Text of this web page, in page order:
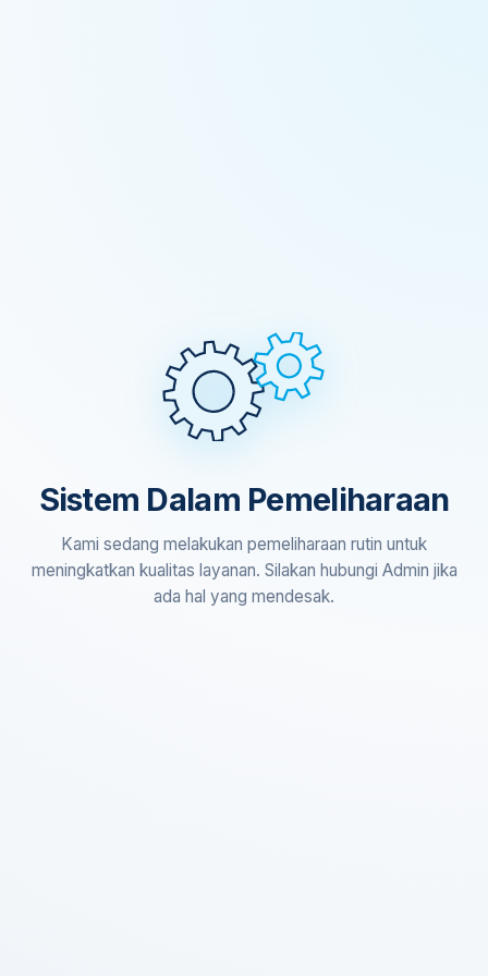
Sistem Dalam Pemeliharaan
Kami sedang melakukan pemeliharaan rutin untuk
meningkatkan kualitas layanan. Silakan hubungi Admin jika
ada hal yang mendesak.